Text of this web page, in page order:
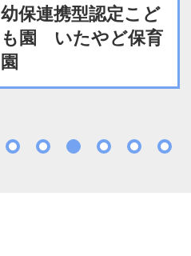
幼保連携型認定こど
も園 いたやど保育
園